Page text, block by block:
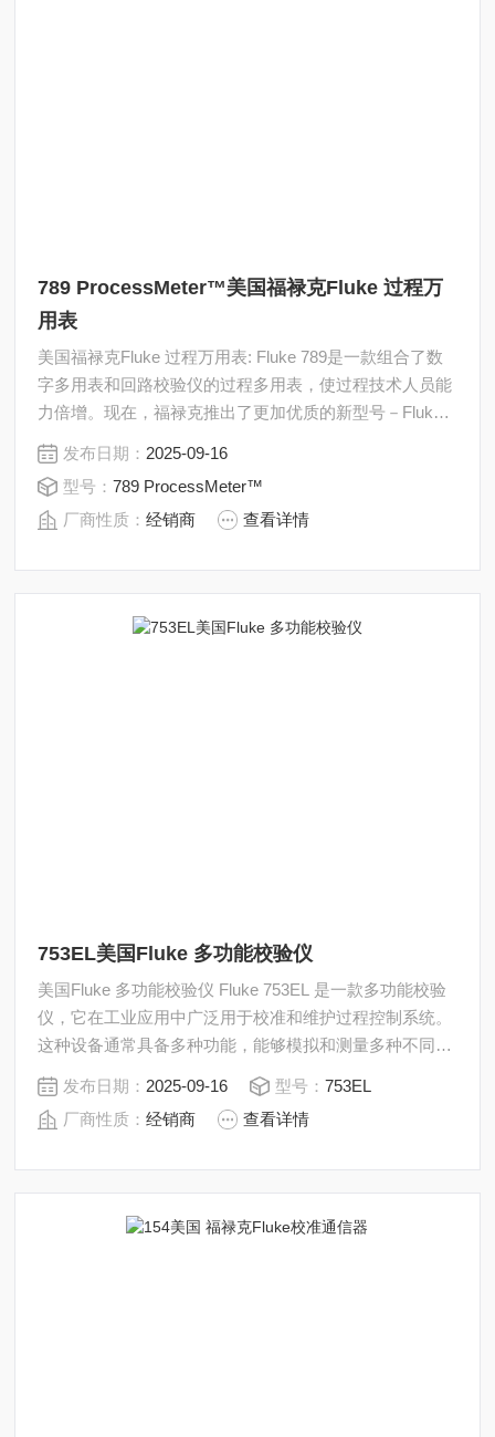
789 ProcessMeter™美国福禄克Fluke 过程万
用表
美国福禄克Fluke 过程万用表: Fluke 789是一款组合了数
字多用表和回路校验仪的过程多用表，使过程技术人员能
力倍增。现在，福禄克推出了更加优质的新型号－Fluke
789回路校准多用表。Fluke 789具有24V回路电源，进行
离线变送器测试时不需要单独携带回路电源；内置有可选
的250 Ω HART回路电阻，而无需单独携带负载电阻。
Fluke 789让您携带更少，完成更多.
发布日期： 2025-09-16
型号：789 ProcessMeter™
厂商性质：经销商 查看详情
753EL美国Fluke 多功能校验仪
美国Fluke 多功能校验仪 Fluke 753EL 是一款多功能校验
仪，它在工业应用中广泛用于校准和维护过程控制系统。
这种设备通常具备多种功能，能够模拟和测量多种不同的
信号类型，包括电压、电流、电阻、温度和频率等。
发布日期： 2025-09-16 型号：753EL
厂商性质：经销商 查看详情